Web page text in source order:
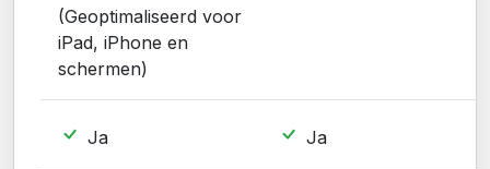
(Geoptimaliseerd voor
iPad, iPhone en
schermen)
Ja Ja